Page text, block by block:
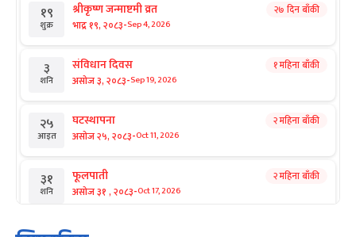
१९
शुक्र
श्रीकृष्ण जन्माष्टमी व्रत
भाद्र १९, २०८३-Sep 4, 2026
२७ दिन बाँकी
३
शनि
संविधान दिवस
असोज ३, २०८३-Sep 19, 2026
१ महिना बाँकी
२५
आइत
घटस्थापना
असोज २५, २०८३-Oct 11, 2026
२ महिना बाँकी
३१
शनि
फूलपाती
असोज ३१ , २०८३-Oct 17, 2026
२ महिना बाँकी
कार्तिक सङ्क्रान्ति